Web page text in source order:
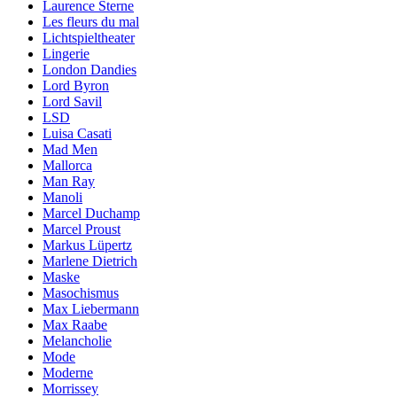
Laurence Sterne
Les fleurs du mal
Lichtspieltheater
Lingerie
London Dandies
Lord Byron
Lord Savil
LSD
Luisa Casati
Mad Men
Mallorca
Man Ray
Manoli
Marcel Duchamp
Marcel Proust
Markus Lüpertz
Marlene Dietrich
Maske
Masochismus
Max Liebermann
Max Raabe
Melancholie
Mode
Moderne
Morrissey